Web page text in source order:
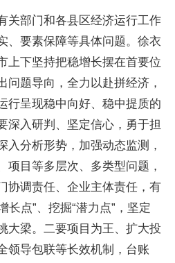
关部门和各县区经济运行工作
、要素保障等具体问题。徐衣
上下坚持把稳增长摆在首要位
问题导向，全力以赴拼经济，
行呈现稳中向好、稳中提质的
深入研判、坚定信心，勇于担
入分析形势，加强动态监测，
项目等多层次、多类型问题，
协调责任、企业主体责任，有
长点”、挖掘“潜力点”，坚定
大梁。二要项目为王、扩大投
领导包联等长效机制，台账